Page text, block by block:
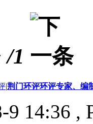
/1
|荆门环评环评专家、编
9 14:36 ,